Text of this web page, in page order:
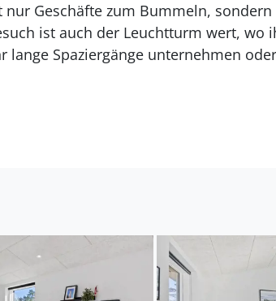
Geschäfte zum Bummeln, sondern
ist auch der Leuchtturm wert, wo
Spaziergänge unternehmen